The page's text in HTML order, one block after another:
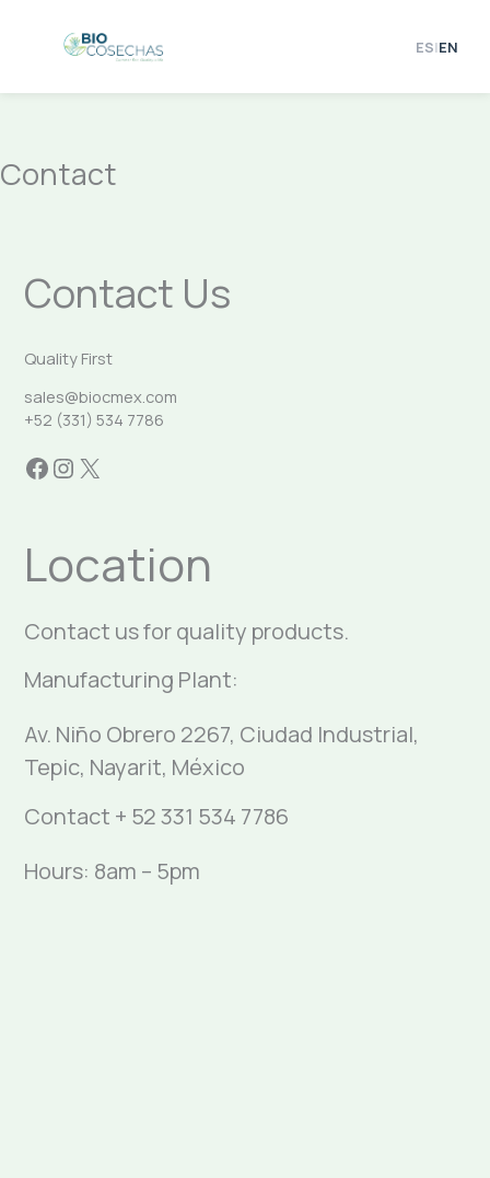
ES|EN
Contact
Contact Us
Quality First
sales@biocmex.com
+52 (331) 534 7786
Location
Contact us for quality products.
Manufacturing Plant:
Av. Niño Obrero 2267, Ciudad Industrial,
Tepic, Nayarit, México
Contact + 52 331 534 7786
Hours: 8am – 5pm